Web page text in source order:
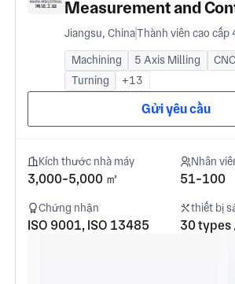
Measurement and
Equipment Co. LTD
Jiangsu, ChinaThành viên cao cấp
Machining 5 Axis Milling
Turning
+13
Gửi yêu cầu
Kích thước nhà máy
3,000-5,000 ㎡
Nhân
51-100
Chứng nhận
ISO 9001, ISO 13485
thiết bị
30 types